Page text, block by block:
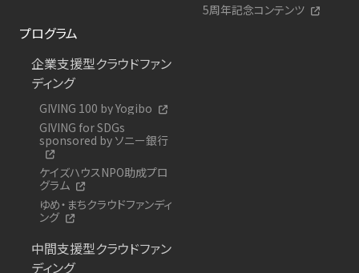
5周年記念コンテンツ
プログラム
企業支援型クラウドファン
ディング
GIVING 100 by Yogibo
GIVING for SDGs
sponsored by ソニー銀行
ケイズハウスNPO助成プロ
グラム
ゆめ・まちクラウドファンディ
ング
中間支援型クラウドファン
ディング